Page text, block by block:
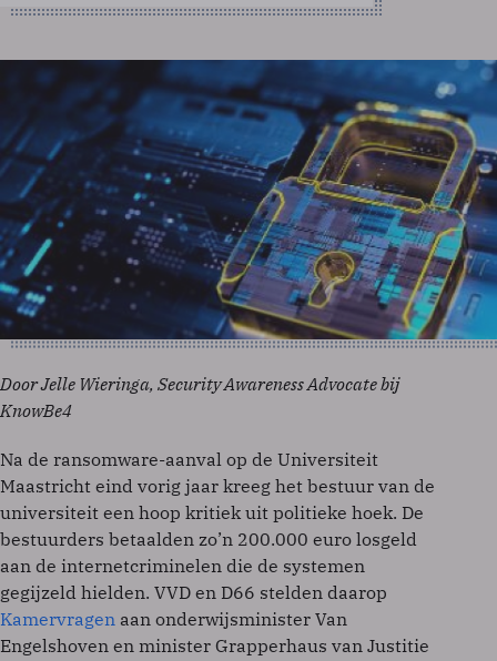
Door Jelle Wieringa, Security Awareness Advocate bij
KnowBe4
Na de ransomware-aanval op de Universiteit
Maastricht eind vorig jaar kreeg het bestuur van de
universiteit een hoop kritiek uit politieke hoek. De
bestuurders betaalden zo’n 200.000 euro losgeld
aan de internetcriminelen die de systemen
gegijzeld hielden. VVD en D66 stelden daarop
Kamervragen aan onderwijsminister Van
Engelshoven en minister Grapperhaus van Justitie